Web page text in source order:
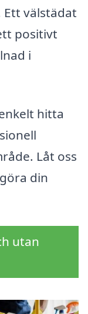
Ett välstädat
positivt
i
hitta
Låt oss
din
utan